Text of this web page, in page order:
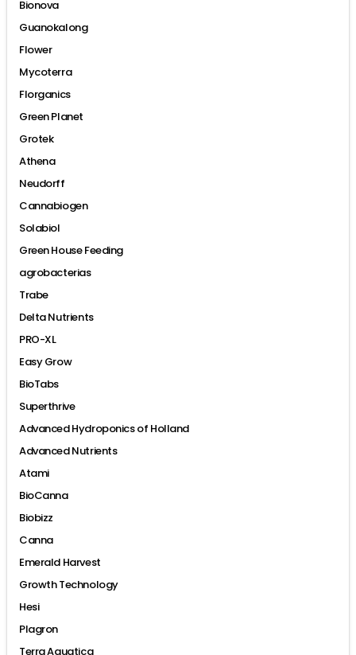
Bionova
Guanokalong
Flower
Mycoterra
Florganics
Green Planet
Grotek
Athena
Neudorff
Cannabiogen
Solabiol
Green House Feeding
agrobacterias
Trabe
Delta Nutrients
PRO-XL
Easy Grow
BioTabs
Superthrive
Advanced Hydroponics of Holland
Advanced Nutrients
Atami
BioCanna
Biobizz
Canna
Emerald Harvest
Growth Technology
Hesi
Plagron
Terra Aquatica